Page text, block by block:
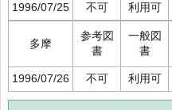
1996/07/25 不可 利用可
多摩
参考図
書
一般図
書
1996/07/26 不可 利用可